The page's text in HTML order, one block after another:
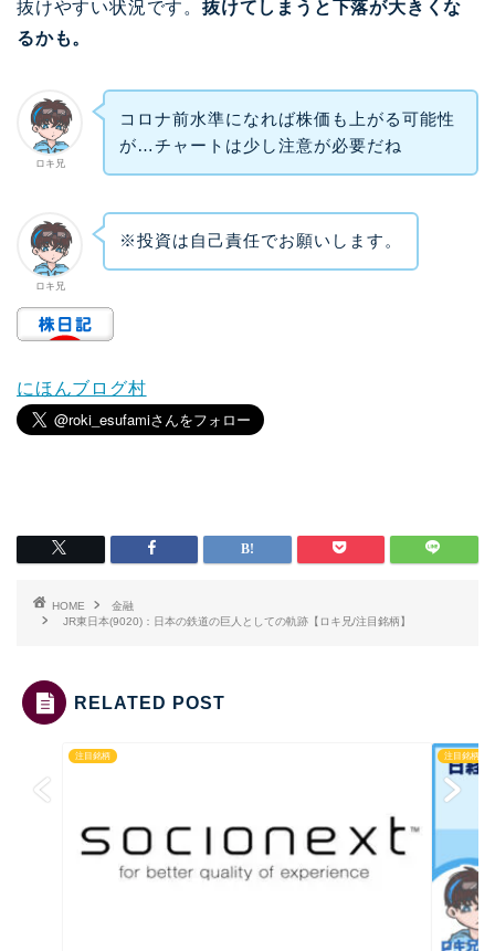
抜けやすい状況です。 抜けてしまうと下落が大きくな
るかも。
ロキ兄
コロナ前水準になれば株価も上がる可能性
が…チャートは少し注意が必要だね
ロキ兄
※投資は自己責任でお願いします。
にほんブログ村
HOME
金融
JR東日本(9020)：日本の鉄道の巨人としての軌跡【ロキ兄/注目銘柄】
RELATED POST
注目銘柄 注目銘柄